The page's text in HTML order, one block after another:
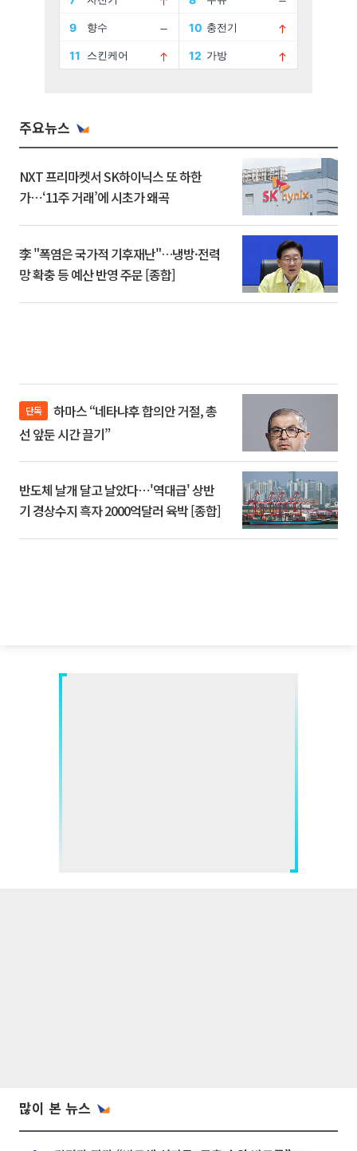
주요뉴스
NXT 프리마켓서 SK하이닉스 또 하한
가⋯‘11주 거래’에 시초가 왜곡
李 "폭염은 국가적 기후재난"…냉방·전력
망 확충 등 예산 반영 주문 [종합]
단독
선 앞둔 시간 끌기”
반도체 날개 달고 날았다⋯'역대급' 상반
기 경상수지 흑자 2000억달러 육박 [종합]
많이 본 뉴스